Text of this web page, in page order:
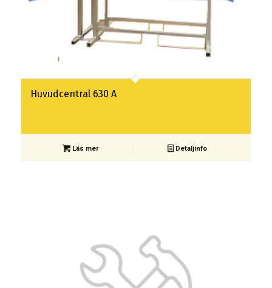
Huvudcentral 630 A
Läs mer Detaljinfo